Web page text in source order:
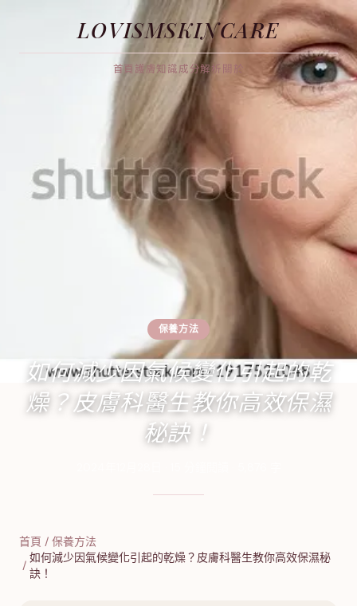
LOVISMSKINCARE
首頁 護膚知識成分解析 關於
保養方法
如何減少因氣候變化引起的乾
燥？皮膚科醫生教你高效保濕
秘訣！
首頁 / 保養方法
/
如何減少因氣候變化引起的乾燥？皮膚科醫生教你高效保濕秘
訣！